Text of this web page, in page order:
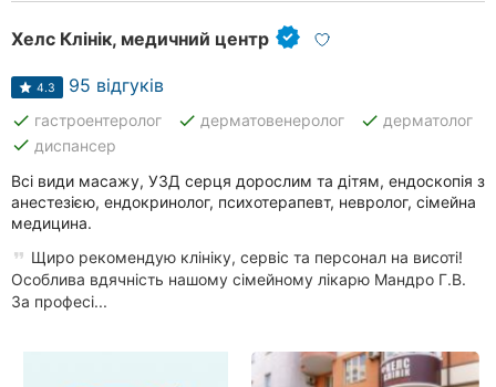
Приватні
клініки
Автошколи
Ресторани
Всі
рубрики
міста:
Хелс Клінік, медичний центр
4.3 95 відгуків
done гастроентеролог done дерматовенеролог done дерматолог
done диспансер
Всі види масажу, УЗД серця дорослим та дітям, ендоскопія з
анестезією, ендокринолог, психотерапевт, невролог, сімейна
медицина.
Щиро рекомендую клініку, сервіс та персонал на висоті!
Особлива вдячність нашому сімейному лікарю Мандро Г.В.
За професі...